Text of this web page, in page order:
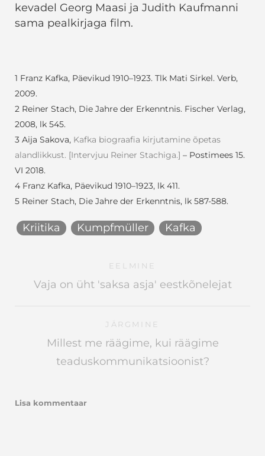
kevadel Georg Maasi ja Judith Kaufmanni
sama pealkirjaga film.
1 Franz Kafka, Päevikud 1910–1923. Tlk Mati Sirkel. Verb,
2009.
2 Reiner Stach, Die Jahre der Erkenntnis. Fischer Verlag,
2008, lk 545.
3 Aija Sakova, Kafka biograafia kirjutamine õpetas
alandlikkust. [Intervjuu Reiner Stachiga.] – Postimees 15.
VI 2018.
4 Franz Kafka, Päevikud 1910–1923, lk 411.
5 Reiner Stach, Die Jahre der Erkenntnis, lk 587-588.
Kriitika Kumpfmüller Kafka
EELMINE
Vaja on üht 'saksa asja' eestkõnelejat
JÄRGMINE
Millest me räägime, kui räägime
teaduskommunikatsioonist?
Lisa kommentaar